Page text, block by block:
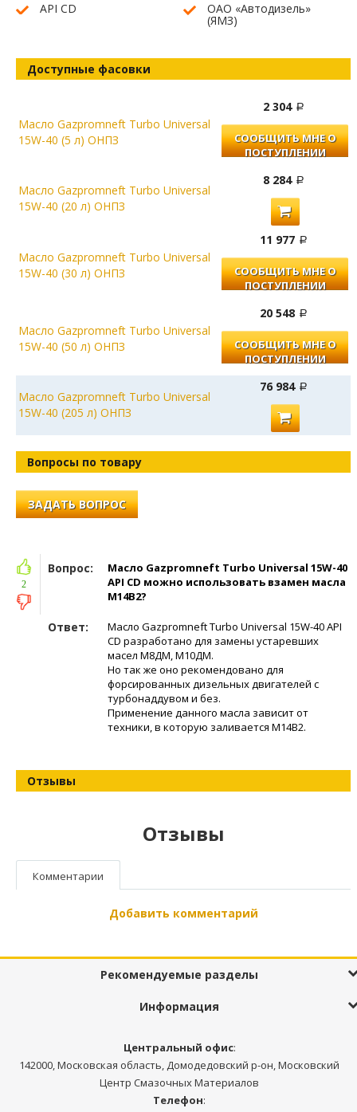
API CD ОАО «Автодизель»
(ЯМЗ)
Доступные фасовки
Масло Gazpromneft Turbo Universal
15W-40 (5 л) ОНПЗ
2 304
СООБЩИТЬ МНЕ О
ПОСТУПЛЕНИИ
Масло Gazpromneft Turbo Universal
15W-40 (20 л) ОНПЗ
8 284
Масло Gazpromneft Turbo Universal
15W-40 (30 л) ОНПЗ
11 977
СООБЩИТЬ МНЕ О
ПОСТУПЛЕНИИ
Масло Gazpromneft Turbo Universal
15W-40 (50 л) ОНПЗ
20 548
СООБЩИТЬ МНЕ О
ПОСТУПЛЕНИИ
Масло Gazpromneft Turbo Universal
15W-40 (205 л) ОНПЗ
76 984
Вопросы по товару
ЗАДАТЬ ВОПРОС
Вопрос:
Масло Gazpromneft Turbo Universal 15W-40
API CD можно использовать взамен масла
М14В2?
Ответ:
Масло Gazpromneft Turbo Universal 15W-40 API
CD разработано для замены устаревших
масел М8ДМ, М10ДМ.
Но так же оно рекомендовано для
форсированных дизельных двигателей с
турбонаддувом и без.
Применение данного масла зависит от
техники, в которую заливается М14В2.
2
Отзывы
Отзывы
Комментарии
Добавить комментарий
Рекомендуемые разделы
Информация
Центральный офис:
142000, Московская область, Домодедовский р-он, Московский
Центр Смазочных Материалов
Телефон: